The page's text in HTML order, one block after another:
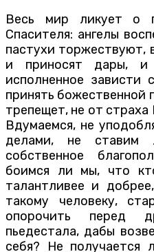
Весь мир ликует о
Спасителя: ангелы
пастухи торжествуют,
и приносят дары, и
исполненное
принять божественной
трепещет, не от
Вдумаемся, не
делами, не ставим
собственное
боимся ли мы, что
талантливее и
такому человеку,
опорочить перед
пьедестала, дабы
себя? Не получается